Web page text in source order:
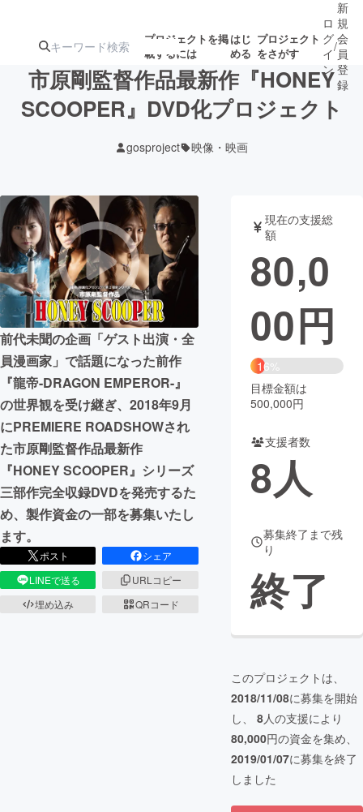
プロジェクトを掲
載するには
はじ
める
プロジェクト
をさがす
ジェクト
募集終了が近いプ
ロジェクト
アート・写真 音楽
テクノロジー・ガジェット ゲーム・
映像・映画 書籍・雑誌
ビジネス・起業 チャレンジ
まちづくり・地域活性化
CAMPFIRE for Social Good
CAMPFIRE Creation
CAMPFIREふるさと納税machi-ya コミュニティ
ロ
グ
イ
ン
/
新
規
会
員
登
録
市原剛監督作品最新作『HONEY
SCOOPER』DVD化プロジェクト
gosproject 映像・映画
前代未聞の企画「ゲスト出演・全
員漫画家」で話題になった前作
『龍帝-DRAGON EMPEROR-』
の世界観を受け継ぎ、2018年9月
にPREMIERE ROADSHOWされ
た市原剛監督作品最新作
『HONEY SCOOPER』シリーズ
三部作完全収録DVDを発売するた
め、製作資金の一部を募集いたし
ます。
ポスト
シェア
LINEで送る
URLコピー
埋め込み
QRコード
現在の支援総
額
80,0
00円
16%
目標金額は
500,000円
支援者数
8人
募集終了まで残
り
終了
このプロジェクトは、
2018/11/08に募集を開始
し、 8人の支援により
80,000円の資金を集め、
2019/01/07に募集を終了
しました